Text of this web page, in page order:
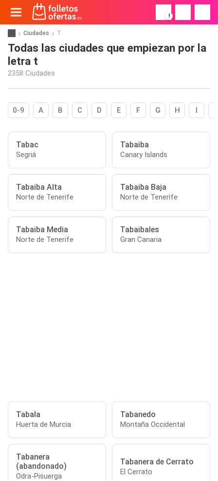
!
Ciudades T
Todas las ciudades que empiezan por la
letra t
2358 Ciudades
0-9 A B C D E F G H I
Tabac
Segriá
Tabaiba
Canary Islands
Tabaiba Alta
Norte de Tenerife
Tabaiba Baja
Norte de Tenerife
Tabaiba Media
Norte de Tenerife
Tabaibales
Gran Canaria
Tabala
Huerta de Murcia
Tabanedo
Montaña Occidental
Tabanera
(abandonado)
Odra-Pisuerga
Tabanera de Cerrato
El Cerrato